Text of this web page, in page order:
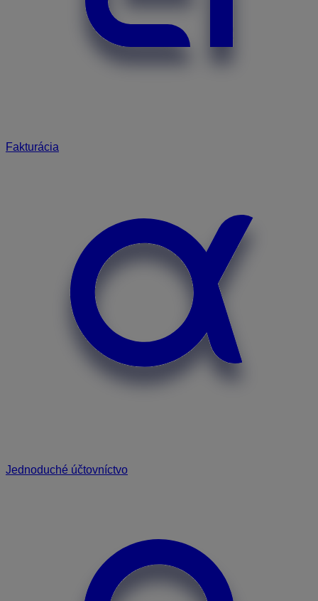
Fakturácia
Jednoduché účtovníctvo